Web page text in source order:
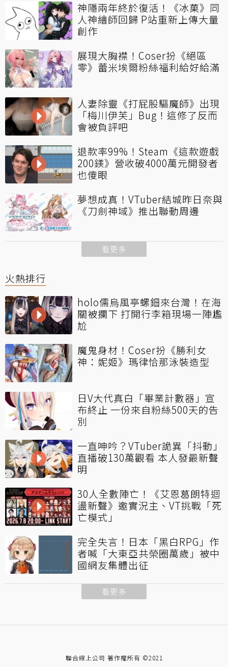
神隱兩年終於復活！《冰菓》同
人神繪師回歸 P站重新上傳大量
創作
展現大胸襟！Coser扮《絕區
零》蕾米埃爾粉絲福利給好給滿
人妻除靈《打屁股驅魔師》出現
「梅川伊芙」Bug！這修了反而
會被負評吧
退款率99%！Steam《這款遊戲
200鎂》營收破4000萬元開發者
也傻眼
夢想成真！VTuber結城昨日奈與
《刀劍神域》推出聯動周邊
看更多
火熱排行
holo儒烏風亭螺鈿來台灣！在海
關被攔下 打開行李箱現場一陣尷
尬
魔鬼身材！Coser扮《勝利女
神：妮姬》瑪律恰那泳裝造型
日V大代真白「畢業計數器」宣
布終止 一份來自粉絲500天的告
別
一直呻吟？VTuber詭異「抖動」
直播破130萬觀看 本人發最新聲
明
30人全數陣亡！《艾恩葛朗特迴
盪新聲》邀實況主、VT挑戰「死
亡模式」
完全失言！日本「黑白RPG」作
者喊「大東亞共榮圈萬歲」被中
國網友集體出征
看更多
聯合線上公司 著作權所有 ©2021